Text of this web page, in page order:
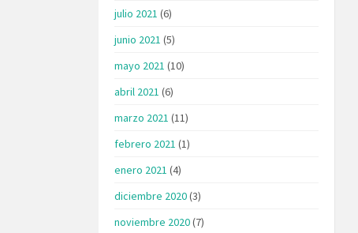
julio 2021 (6)
junio 2021 (5)
mayo 2021 (10)
abril 2021 (6)
marzo 2021 (11)
febrero 2021 (1)
enero 2021 (4)
diciembre 2020(3)
noviembre 2020(7)